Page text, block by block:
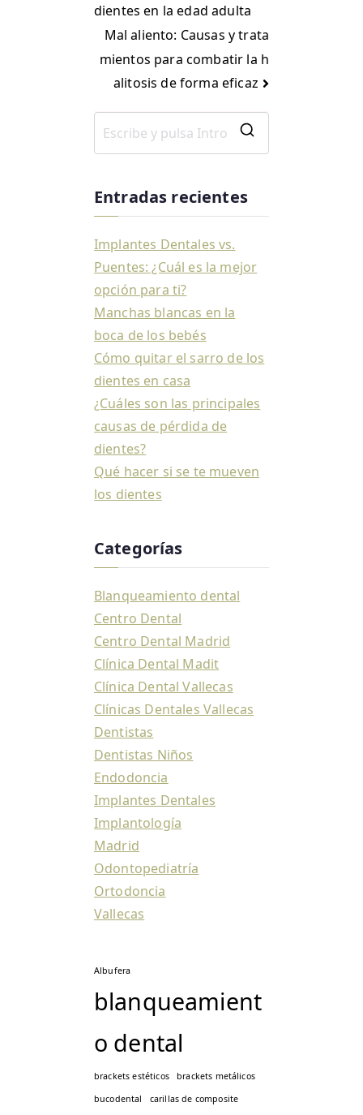
dientes en la edad adulta
Mal aliento: Causas y trata
mientos para combatir la h
alitosis de forma eficaz
Entradas recientes
Implantes Dentales vs.
Puentes: ¿Cuál es la mejor
opción para ti?
Manchas blancas en la
boca de los bebés
Cómo quitar el sarro de los
dientes en casa
¿Cuáles son las principales
causas de pérdida de
dientes?
Qué hacer si se te mueven
los dientes
Categorías
Blanqueamiento dental
Centro Dental
Centro Dental Madrid
Clínica Dental Madit
Clínica Dental Vallecas
Clínicas Dentales Vallecas
Dentistas
Dentistas Niños
Endodoncia
Implantes Dentales
Implantología
Madrid
Odontopediatría
Ortodoncia
Vallecas
Albufera
blanqueamient
o dental
brackets estéticos
brackets metálicos
bucodental
carillas de composite